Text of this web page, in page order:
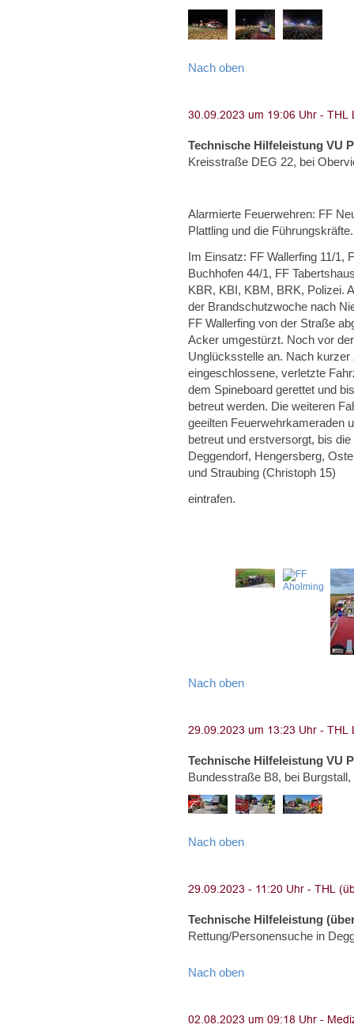
Nach oben
Technische Hilfeleistung VU
Kreisstraße DEG 22, bei
Alarmierte Feuerwehren: FF
Plattling und die Führungskräfte.
Im Einsatz: FF Wallerfing 11/1,
Buchhofen 44/1, FF
KBR, KBI, KBM, BRK, Polizei.
der Brandschutzwoche nach
FF Wallerfing von der Straße
Acker umgestürzt. Noch vor
Unglücksstelle an. Nach
eingeschlossene, verletzte
dem Spineboard gerettet und
betreut werden. Die weiteren
geeilten Feuerwehrkameraden
betreut und erstversorgt, bis
Deggendorf, Hengersberg,
und Straubing (Christoph 15)
eintrafen.
Nach oben
Technische Hilfeleistung VU
Bundesstraße B8, bei
Nach oben
Technische Hilfeleistung
Rettung/Personensuche in
Nach oben